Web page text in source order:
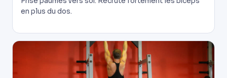
en plus du dos.